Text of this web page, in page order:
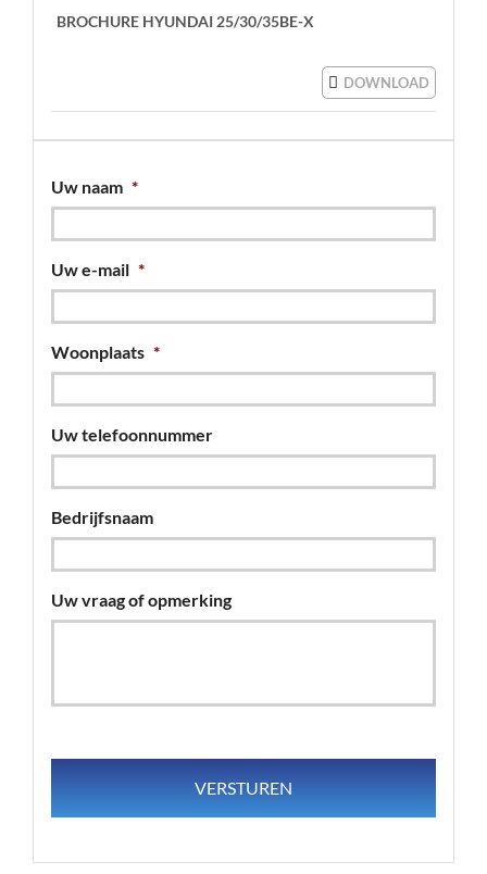
BROCHURE HYUNDAI 25/30/35BE-X
DOWNLOAD
Uw naam *
Uw e-mail *
Woonplaats *
Uw telefoonnummer
Bedrijfsnaam
Uw vraag of opmerking